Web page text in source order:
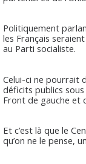
Politiquement
les Français
au Parti socialiste.
Celui-ci ne pourrait
déficits publics
Front de gauche et
Et c’est là que le
qu’on ne le pense,